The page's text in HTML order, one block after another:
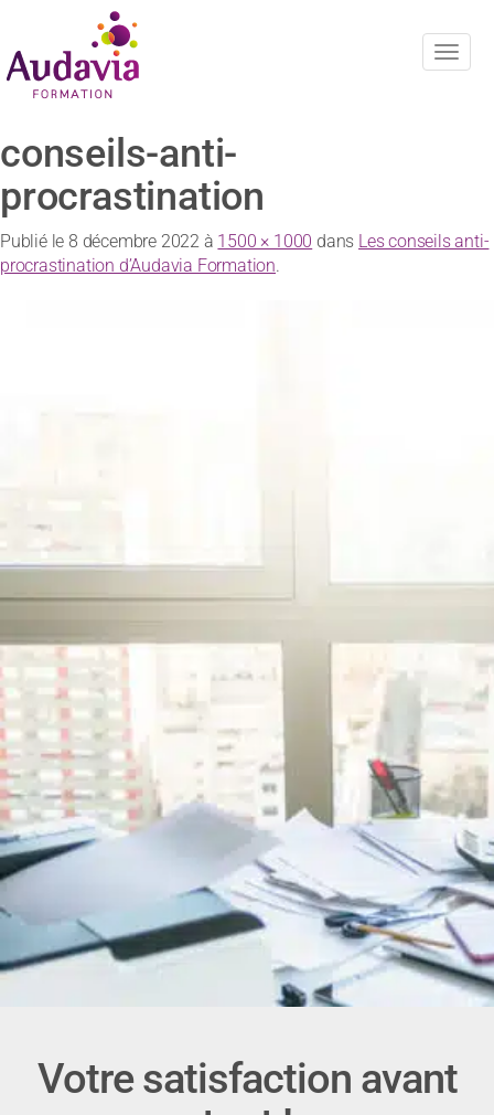
conseils-anti-
procrastination
Publié le 8 décembre 2022 à 1500 × 1000 dans Les conseils anti-
procrastination d’Audavia Formation.
Votre satisfaction avant